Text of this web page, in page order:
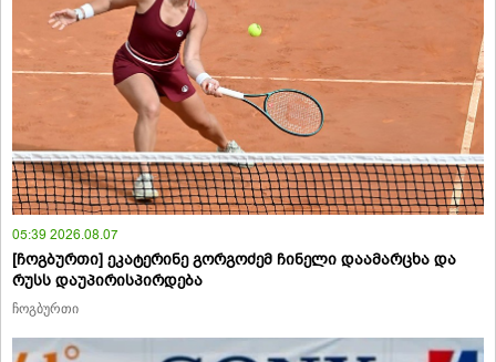
05:39 2026.08.07
[ჩოგბურთი] ეკატერინე გორგოძემ ჩინელი დაამარცხა და
რუსს დაუპირისპირდება
ჩოგბურთი